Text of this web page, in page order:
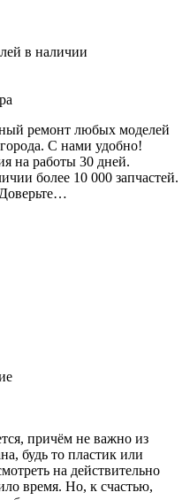
в наличии
ремонт любых моделей
С нами удобно!
на работы 30 дней.
более 10 000 запчастей.
причём не важно из
будь то пластик или
на действительно
время. Но, к счастью,